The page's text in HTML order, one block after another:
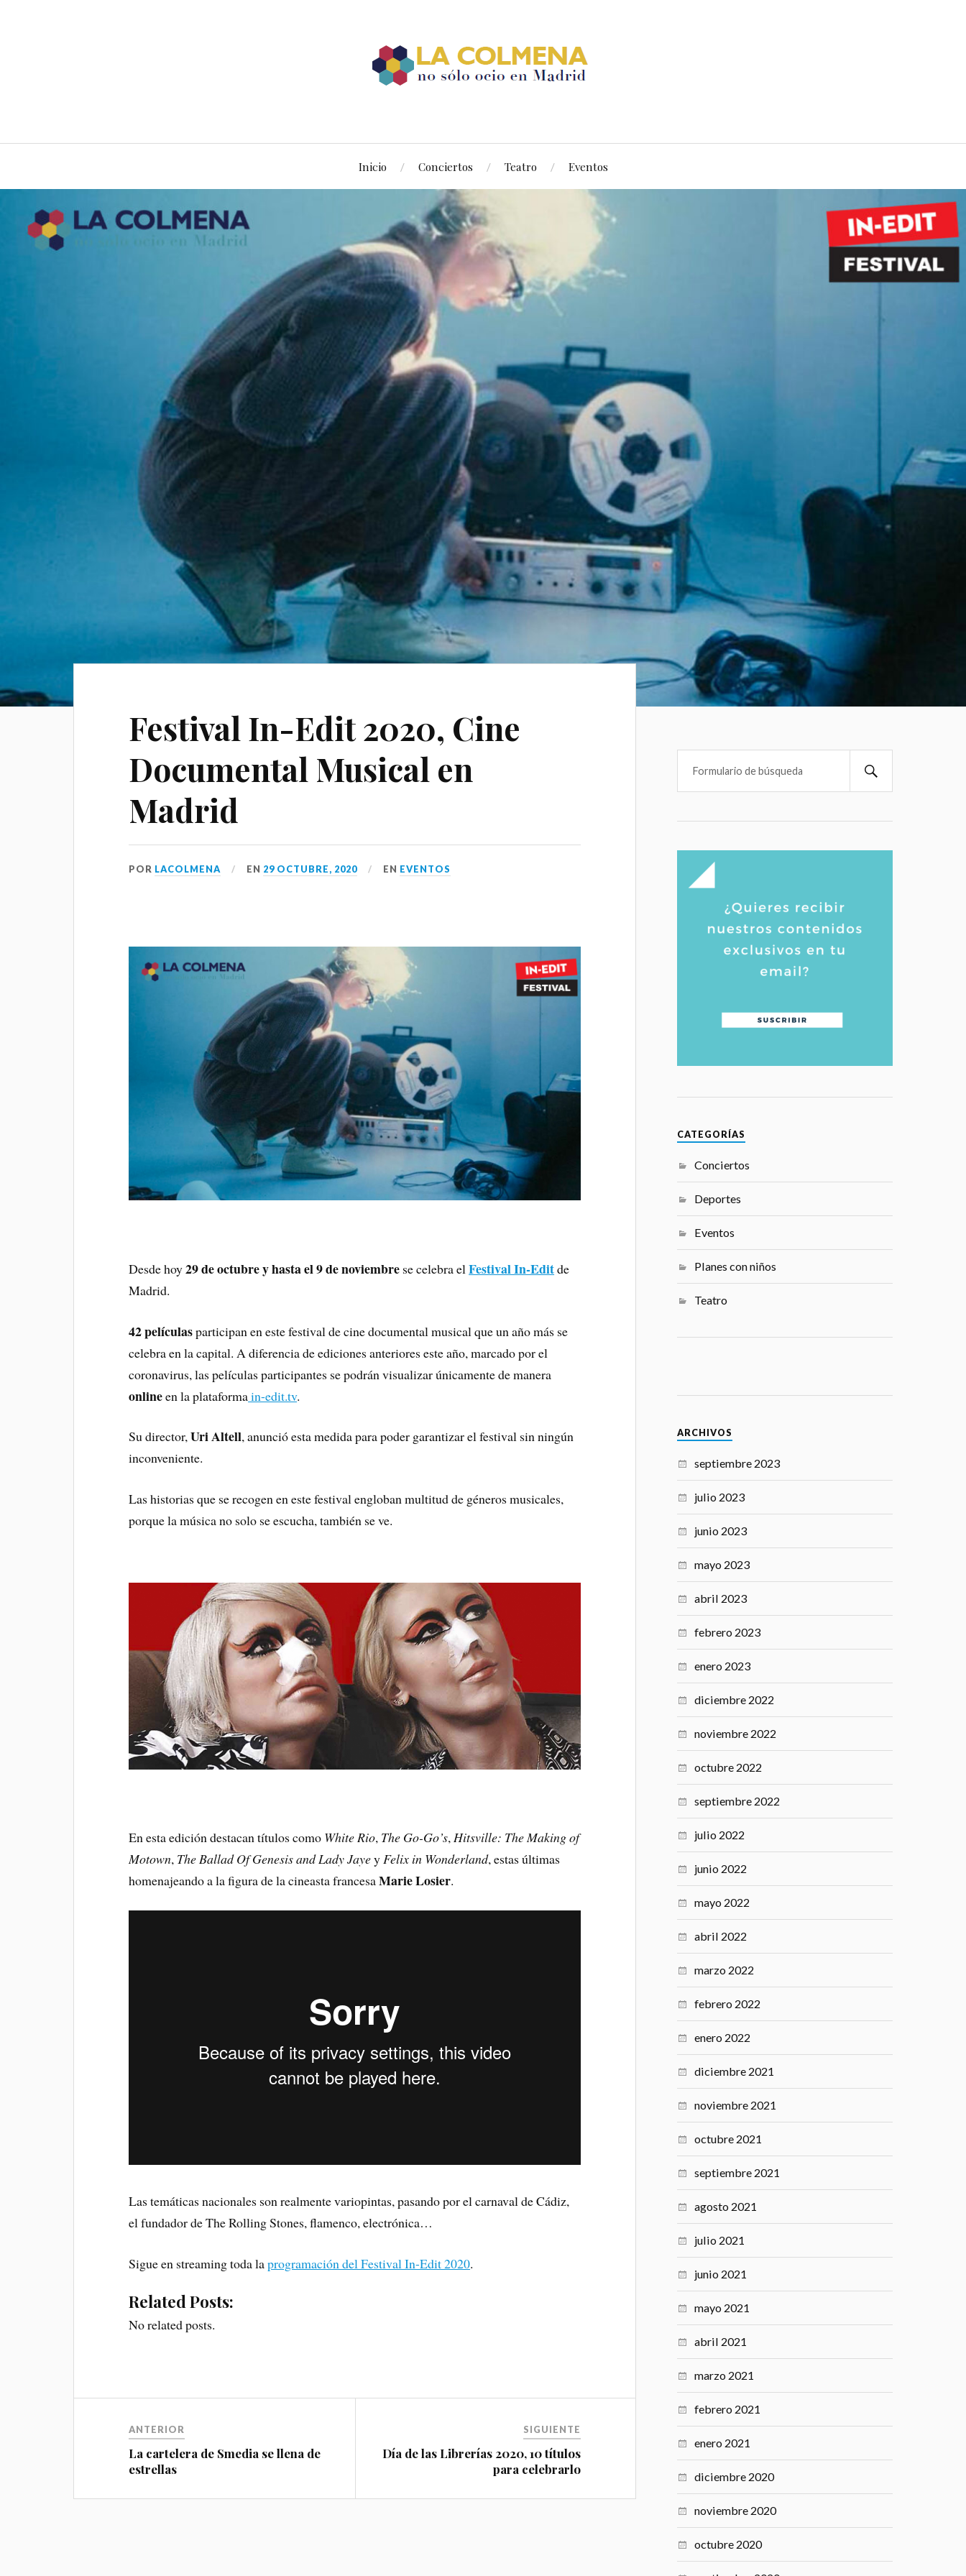
Inicio Conciertos Teatro Eventos
Festival In-Edit 2020, Cine
Documental Musical en
Madrid
POR LACOLMENA EN 29 OCTUBRE, 2020 EN EVENTOS
Desde hoy29 de octubre y hasta el 9 de noviembre se celebra elFestival In-Editde
Madrid.
42 películasparticipan en este festival de cine documental musical que un año más se
celebra en la capital. A diferencia de ediciones anteriores este año, marcado por el
coronavirus, las películas participantes se podrán visualizar únicamente de manera
onlineen la plataformain-edit.tv.
Su director,Uri Altell, anunció esta medida para poder garantizar el festival sin ningún
inconveniente.
Las historias que se recogen en este festival engloban multitud de géneros musicales,
porque la música no solo se escucha, también se ve.
En esta edición destacan títulos como White Rio, The Go-Go’s,Hitsville: The Making of
Motown, The Ballad Of Genesis and Lady JayeyFelix in Wonderland, estas últimas
homenajeando a la figura de la cineasta francesaMarie Losier.
Las temáticas nacionales son realmente variopintas, pasando por el carnaval de Cádiz,
el fundador de The Rolling Stones, flamenco, electrónica…
Sigue en streaming toda laprogramación del Festival In-Edit 2020.
Related Posts:
No related posts.
ANTERIOR
La cartelera de Smedia se llena de
estrellas
SIGUIENTE
Día de las Librerías 2020, 10 títulos
para celebrarlo
CATEGORÍAS
Conciertos
Deportes
Eventos
Planes con niños
Teatro
ARCHIVOS
septiembre 2023
julio 2023
junio 2023
mayo 2023
abril 2023
febrero 2023
enero 2023
diciembre 2022
noviembre 2022
octubre 2022
septiembre 2022
julio 2022
junio 2022
mayo 2022
abril 2022
marzo 2022
febrero 2022
enero 2022
diciembre 2021
noviembre 2021
octubre 2021
septiembre 2021
agosto 2021
julio 2021
junio 2021
mayo 2021
abril 2021
marzo 2021
febrero 2021
enero 2021
diciembre 2020
noviembre 2020
octubre 2020